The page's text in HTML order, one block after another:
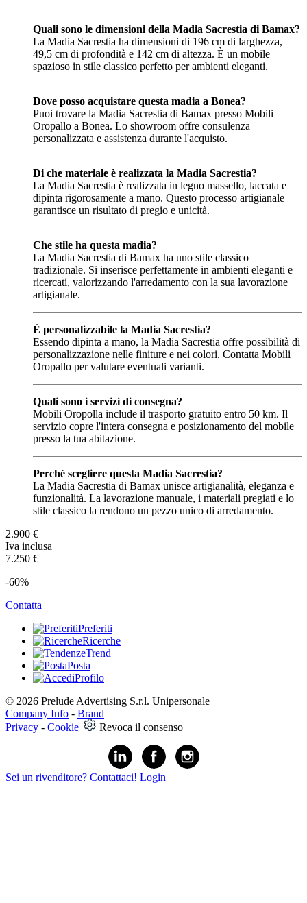
Quali sono le dimensioni della Madia Sacrestia di Bamax?
La Madia Sacrestia ha dimensioni di 196 cm di larghezza,
49,5 cm di profondità e 142 cm di altezza. È un mobile
spazioso in stile classico perfetto per ambienti eleganti.
Dove posso acquistare questa madia a Bonea?
Puoi trovare la Madia Sacrestia di Bamax presso Mobili
Oropallo a Bonea. Lo showroom offre consulenza
personalizzata e assistenza durante l'acquisto.
Di che materiale è realizzata la Madia Sacrestia?
La Madia Sacrestia è realizzata in legno massello, laccata e
dipinta rigorosamente a mano. Questo processo artigianale
garantisce un risultato di pregio e unicità.
Che stile ha questa madia?
La Madia Sacrestia di Bamax ha uno stile classico
tradizionale. Si inserisce perfettamente in ambienti eleganti e
ricercati, valorizzando l'arredamento con la sua lavorazione
artigianale.
È personalizzabile la Madia Sacrestia?
Essendo dipinta a mano, la Madia Sacrestia offre possibilità di
personalizzazione nelle finiture e nei colori. Contatta Mobili
Oropallo per valutare eventuali varianti.
Quali sono i servizi di consegna?
Mobili Oropolla include il trasporto gratuito entro 50 km. Il
servizio copre l'intera consegna e posizionamento del mobile
presso la tua abitazione.
Perché scegliere questa Madia Sacrestia?
La Madia Sacrestia di Bamax unisce artigianalità, eleganza e
funzionalità. La lavorazione manuale, i materiali pregiati e lo
stile classico la rendono un pezzo unico di arredamento.
2.900 €
Iva inclusa
7.250 €
-60%
Contatta
Preferiti
Ricerche
Trend
Posta
Profilo
© 2026 Prelude Advertising S.r.l. Unipersonale
Company Info - Brand
Privacy - Cookie Revoca il consenso
Sei un rivenditore? Contattaci! Login